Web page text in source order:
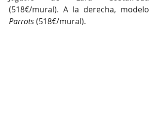
Parrots (518€/mural).